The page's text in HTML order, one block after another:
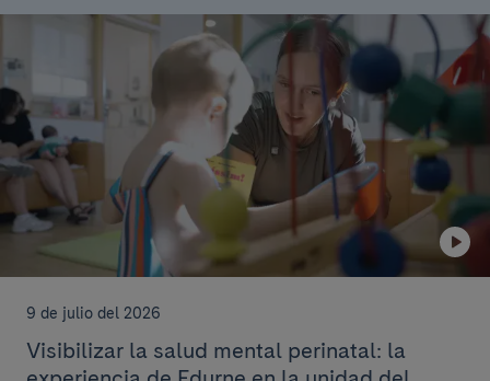
9 de julio del 2026
Visibilizar la salud mental perinatal: la